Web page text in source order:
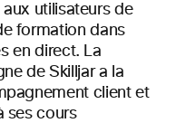
aux utilisateurs de
formation dans
en direct. La
de Skilljar a la
client et
ses cours